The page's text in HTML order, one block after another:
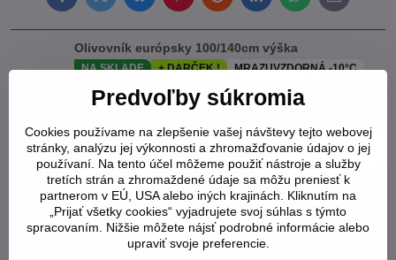
mail
Olivovník európsky 100/140cm výška
NA SKLADE + DARČEK !
MRAZUVZDORNÁ -10°C
Na túto rastlinu poskytneme zľavu -20% na pol.kryt
98 € Do košíka
Olivovník európsky intensivo
NA SKLADE + DARČEK !
MRAZUVZDORNÁ -10°C
! BENEFIT zľava do -25% ÁNO
Na túto rastlinu poskytneme zľavu -20% na pol.kryt
Predvoľby súkromia
Cookies používame na zlepšenie vašej návštevy tejto webovej
stránky, analýzu jej výkonnosti a zhromažďovanie údajov o jej
používaní. Na tento účel môžeme použiť nástroje a služby
tretích strán a zhromaždené údaje sa môžu preniesť k
partnerom v EÚ, USA alebo iných krajinách. Kliknutím na
„Prijať všetky cookies“ vyjadrujete svoj súhlas s týmto
spracovaním. Nižšie môžete nájsť podrobné informácie alebo
upraviť svoje preferencie.